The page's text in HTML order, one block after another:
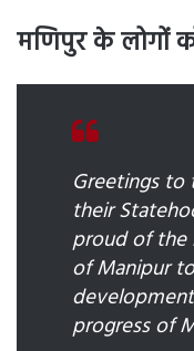
मणिपुर के लोगों
Greetings
their
proud of the
of Manipur
progress of